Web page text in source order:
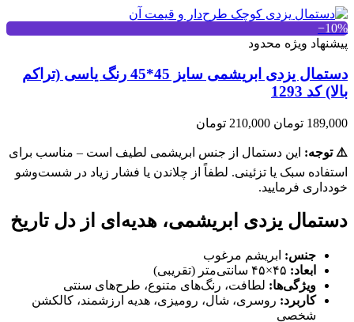
‎−10%
پیشنهاد ویژه محدود
دستمال یزدی ابریشمی سایز 45*45 رنگ یاسی (تراکم
بالا) کد 1293
189,000 تومان 210,000 تومان
⚠️ توجه: این دستمال از جنس ابریشمی لطیف است – مناسب برای
استفاده سبک یا تزئینی. لطفاً از چلاندن یا فشار زیاد در شست‌وشو
خودداری فرمایید.
دستمال یزدی ابریشمی، هدیه‌ای از دل تاریخ
جنس: ابریشم مرغوب
ابعاد:
ویژگی‌ها: لطافت، رنگ‌های متنوع، طرح‌های سنتی
کاربرد: روسری، شال، رومیزی، هدیه ارزشمند، کالکشن
شخصی